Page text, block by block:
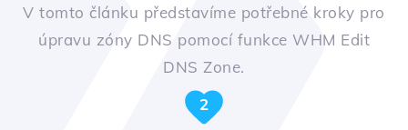
V tomto článku představíme potřebné kroky pro
úpravu zóny DNS pomocí funkce WHM Edit
DNS Zone.
2